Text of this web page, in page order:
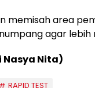
memisah area
agar lebih
Nasya Nita)
RAPID TEST